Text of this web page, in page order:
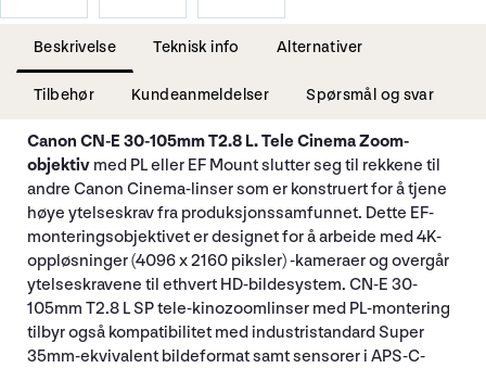
Beskrivelse Teknisk info Alternativer
Tilbehør Kundeanmeldelser Spørsmål og svar
Canon CN-E 30-105mm T2.8 L. Tele Cinema Zoom-
objektiv med PL eller EF Mount slutter seg til rekkene til
andre Canon Cinema-linser som er konstruert for å tjene
høye ytelseskrav fra produksjonssamfunnet. Dette EF-
monteringsobjektivet er designet for å arbeide med 4K-
oppløsninger (4096 x 2160 piksler) -kameraer og overgår
ytelseskravene til ethvert HD-bildesystem. CN-E 30-
105mm T2.8 L SP tele-kinozoomlinser med PL-montering
tilbyr også kompatibilitet med industristandard Super
35mm-ekvivalent bildeformat samt sensorer i APS-C-